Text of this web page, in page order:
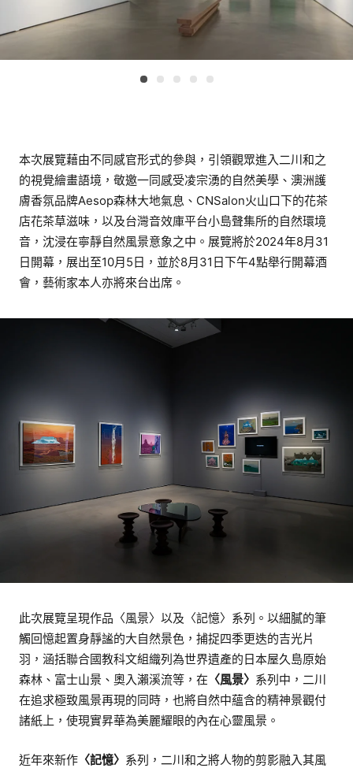
本次展覽藉由不同感官形式的參與，引領觀眾進入二川和之
的視覺繪畫語境，敬邀一同感受凌宗湧的自然美學、澳洲護
膚香氛品牌Aesop森林大地氣息、CNSalon火山口下的花茶
店花茶草滋味，以及台灣音效庫平台小島聲集所的自然環境
音，沈浸在寧靜自然風景意象之中。展覽將於2024年8月31
日開幕，展出至10月5日，並於8月31日下午4點舉行開幕酒
會，藝術家本人亦將來台出席。
此次展覽呈現作品〈風景〉以及〈記憶〉系列。以細膩的筆
觸回憶起置身靜謐的大自然景色，捕捉四季更迭的吉光片
羽，涵括聯合國教科文組織列為世界遺產的日本屋久島原始
森林、富士山景、奧入瀨溪流等，在 〈風景〉 系列中，二川
在追求極致風景再現的同時，也將自然中蘊含的精神景觀付
諸紙上，使現實昇華為美麗耀眼的內在心靈風景。
近年來新作〈記憶〉 系列，二川和之將人物的剪影融入其風